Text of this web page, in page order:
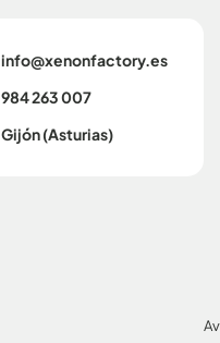
se.yrotcafnonex@ofni
984 263 007
Gijón (Asturias)